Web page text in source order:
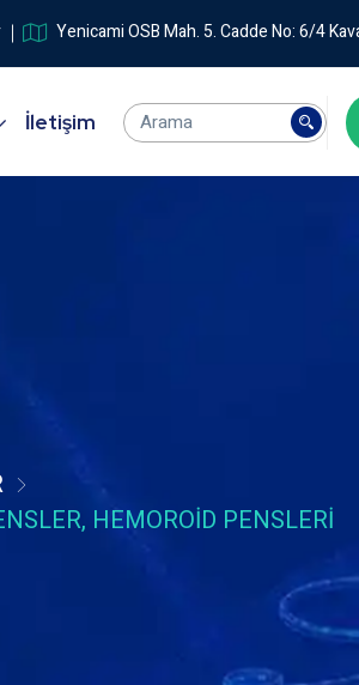
Yenicami OSB Mah. 5. Cadde No: 6/4
İletişim
HEMOROID PENSLERI